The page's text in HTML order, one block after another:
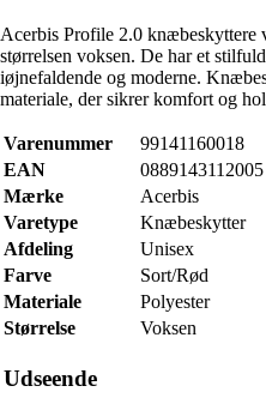
Acerbis Profile 2.0 knæbeskyttere
størrelsen voksen. De har et
iøjnefaldende og moderne.
materiale, der sikrer komfort og
Varenummer
99141160018
EAN
0889143112005
Mærke
Acerbis
Varetype
Knæbeskytter
Afdeling
Unisex
Farve
Sort/Rød
Materiale
Polyester
Størrelse
Voksen
Udseende